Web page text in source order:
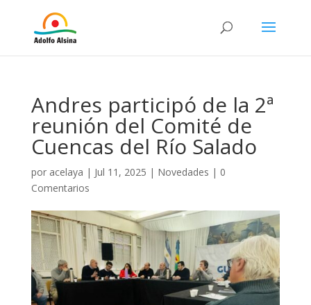
Andres participó de la 2ª
reunión del Comité de
Cuencas del Río Salado
por acelaya | Jul 11, 2025 | Novedades | 0
Comentarios